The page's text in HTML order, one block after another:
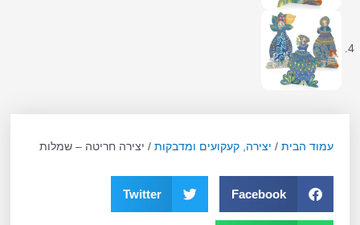
עמוד הבית / יצירה, קעקועים ומדבקות / יצירה חריטה – שמלות
Facebook
Twitter